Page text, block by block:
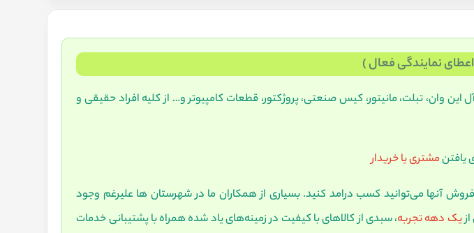
نمایندگی فعال )
وان، تبلت، مانیتور، کیس صنعتی، پروژکتور، قطعات کامپیوتر و… از کلیه افراد حقیقی و
یافتنمشتری یا خریدار
آنها می‌توانید کسب درامد کنید. بسیاری از همکاران ما در شهرستان ها علیرغم وجود
یک دهه تجربه، سبدی از کالاهای با کیفیت در زمینه‌های یاد شده همراه با پشتیبانی خدمات